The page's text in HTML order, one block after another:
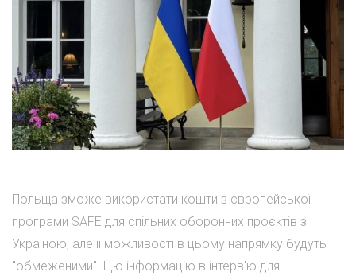
Польща зможе використати кошти з європейської
програми SAFE для спільних оборонних проєктів з
Україною, але її можливості в цьому напрямку будуть
"обмеженими". Цю інформацію в інтерв'ю для